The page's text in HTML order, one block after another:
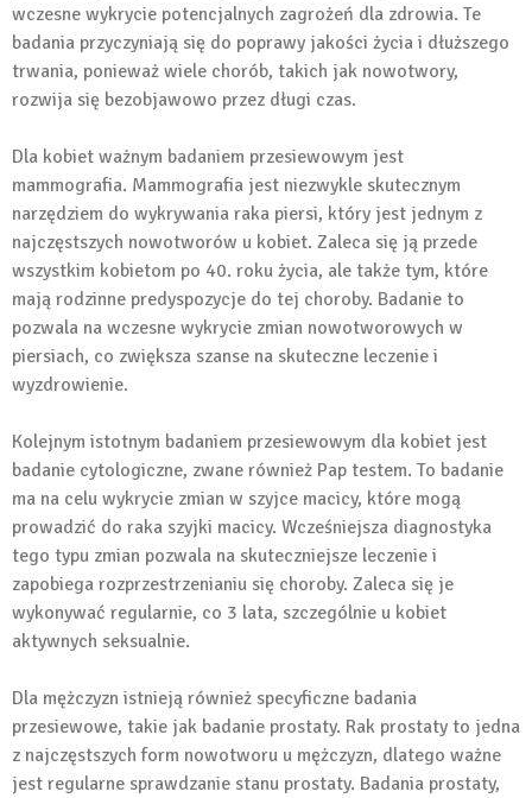
wczesne wykrycie potencjalnych zagrożeń dla zdrowia. Te
badania przyczyniają się do poprawy jakości życia i dłuższego
trwania, ponieważ wiele chorób, takich jak nowotwory,
rozwija się bezobjawowo przez długi czas.
Dla kobiet ważnym badaniem przesiewowym jest
mammografia. Mammografia jest niezwykle skutecznym
narzędziem do wykrywania raka piersi, który jest jednym z
najczęstszych nowotworów u kobiet. Zaleca się ją przede
wszystkim kobietom po 40. roku życia, ale także tym, które
mają rodzinne predyspozycje do tej choroby. Badanie to
pozwala na wczesne wykrycie zmian nowotworowych w
piersiach, co zwiększa szanse na skuteczne leczenie i
wyzdrowienie.
Kolejnym istotnym badaniem przesiewowym dla kobiet jest
badanie cytologiczne, zwane również Pap testem. To badanie
ma na celu wykrycie zmian w szyjce macicy, które mogą
prowadzić do raka szyjki macicy. Wcześniejsza diagnostyka
tego typu zmian pozwala na skuteczniejsze leczenie i
zapobiega rozprzestrzenianiu się choroby. Zaleca się je
wykonywać regularnie, co 3 lata, szczególnie u kobiet
aktywnych seksualnie.
Dla mężczyzn istnieją również specyficzne badania
przesiewowe, takie jak badanie prostaty. Rak prostaty to jedna
z najczęstszych form nowotworu u mężczyzn, dlatego ważne
jest regularne sprawdzanie stanu prostaty. Badania prostaty,